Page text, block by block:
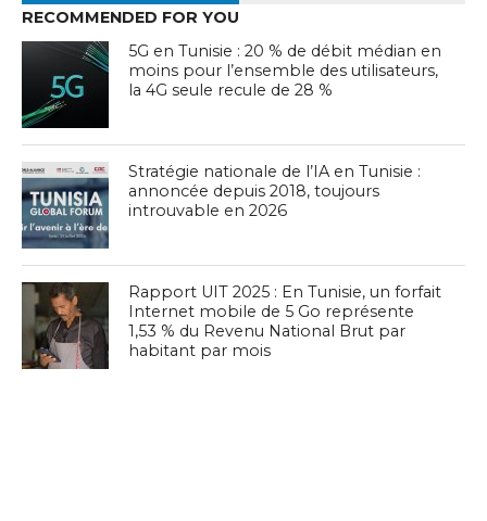
RECOMMENDED FOR YOU
5G en Tunisie : 20 % de débit médian en
moins pour l’ensemble des utilisateurs,
la 4G seule recule de 28 %
Stratégie nationale de l’IA en Tunisie :
annoncée depuis 2018, toujours
introuvable en 2026
Rapport UIT 2025 : En Tunisie, un forfait
Internet mobile de 5 Go représente
1,53 % du Revenu National Brut par
habitant par mois